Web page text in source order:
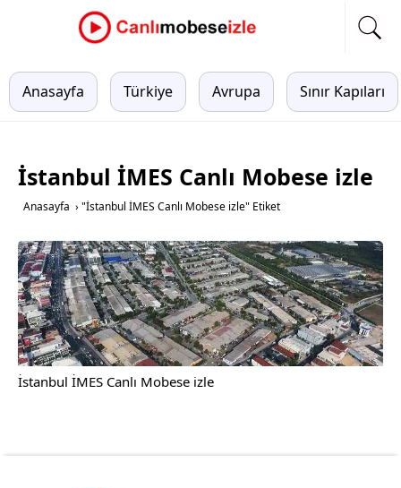
Anasayfa Türkiye Avrupa Sınır Kapıları
İstanbul İMES Canlı Mobese izle
Anasayfa › "İstanbul İMES Canlı Mobese izle" Etiket
İstanbul İMES Canlı Mobese izle